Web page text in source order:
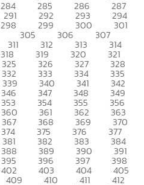
284 285 286 287
291 292 293 294
298 299 300 301
305 306 307
311 312 313 314
318 319 320 321
325 326 327 328
332 333 334 335
339 340 341 342
346 347 348 349
353 354 355 356
360 361 362 363
367 368 369 370
374 375 376 377
381 382 383 384
388 389 390 391
395 396 397 398
402 403 404 405
409 410 411 412